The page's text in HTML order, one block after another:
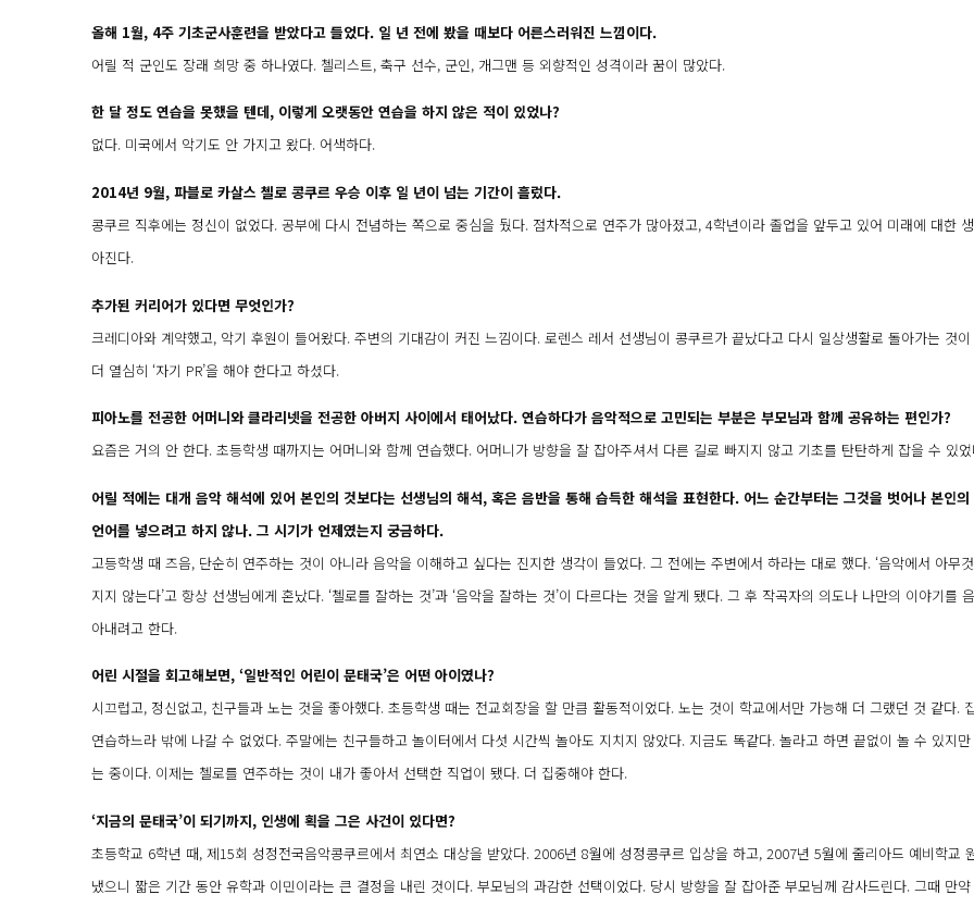
올해 1월, 4주 기초군사훈련을 받았다고 들었다. 일 년 전에 봤을 때보다 어른스러워진 느낌이다.
어릴 적 군인도 장래 희망 중 하나였다. 첼리스트, 축구 선수, 군인, 개그맨 등 외향적인 성격이라 꿈이 많았다.
한 달 정도 연습을 못했을 텐데, 이렇게 오랫동안 연습을 하지 않은 적이 있었나?
없다. 미국에서 악기도 안 가지고 왔다. 어색하다.
2014년 9월, 파블로 카살스 첼로 콩쿠르 우승 이후 일 년이 넘는 기간이 흘렀다.
콩쿠르 직후에는 정신이 없었다. 공부에 다시 전념하는 쪽으로 중심을 뒀다. 점차적으로 연주가 많아졌고, 4학년이라 졸업을 앞두고 있어 미래에 대한
아진다.
추가된 커리어가 있다면 무엇인가?
크레디아와 계약했고, 악기 후원이 들어왔다. 주변의 기대감이 커진 느낌이다. 로렌스 레서 선생님이 콩쿠르가 끝났다고 다시 일상생활로 돌아가는 것
더 열심히 ‘자기 PR’을 해야 한다고 하셨다.
피아노를 전공한 어머니와 클라리넷을 전공한 아버지 사이에서 태어났다. 연습하다가 음악적으로 고민되는 부분은 부모님과 함께 공유하는 편인가?
요즘은 거의 안 한다. 초등학생 때까지는 어머니와 함께 연습했다. 어머니가 방향을 잘 잡아주셔서 다른 길로 빠지지 않고 기초를 탄탄하게 잡을 수 있
어릴 적에는 대개 음악 해석에 있어 본인의 것보다는 선생님의 해석, 혹은 음반을 통해 습득한 해석을 표현한다. 어느 순간부터는 그것을 벗어나 본인의
언어를 넣으려고 하지 않나. 그 시기가 언제였는지 궁금하다.
고등학생 때 즈음, 단순히 연주하는 것이 아니라 음악을 이해하고 싶다는 진지한 생각이 들었다. 그 전에는 주변에서 하라는 대로 했다. ‘음악에서 아무
지지 않는다’고 항상 선생님에게 혼났다. ‘첼로를 잘하는 것’과 ‘음악을 잘하는 것’이 다르다는 것을 알게 됐다. 그 후 작곡자의 의도나 나만의 이야기를
아내려고 한다.
어린 시절을 회고해보면, ‘일반적인 어린이 문태국’은 어떤 아이였나?
시끄럽고, 정신없고, 친구들과 노는 것을 좋아했다. 초등학생 때는 전교회장을 할 만큼 활동적이었다. 노는 것이 학교에서만 가능해 더 그랬던 것 같다.
연습하느라 밖에 나갈 수 없었다. 주말에는 친구들하고 놀이터에서 다섯 시간씩 놀아도 지치지 않았다. 지금도 똑같다. 놀라고 하면 끝없이 놀 수 있지
는 중이다. 이제는 첼로를 연주하는 것이 내가 좋아서 선택한 직업이 됐다. 더 집중해야 한다.
‘지금의 문태국’이 되기까지, 인생에 획을 그은 사건이 있다면?
초등학교 6학년 때, 제15회 성정전국음악콩쿠르에서 최연소 대상을 받았다. 2006년 8월에 성정콩쿠르 입상을 하고, 2007년 5월에 줄리아드 예비학교
냈으니 짧은 기간 동안 유학과 이민이라는 큰 결정을 내린 것이다. 부모님의 과감한 선택이었다. 당시 방향을 잘 잡아준 부모님께 감사드린다. 그때 만